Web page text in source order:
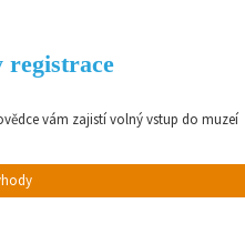
registrace
vám zajistí volný vstup do muzeí